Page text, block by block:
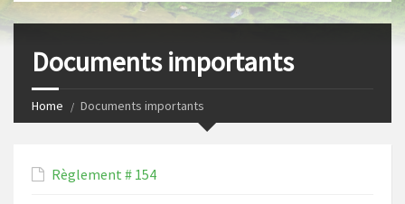
Documents importants
Home Documents importants
Règlement # 154